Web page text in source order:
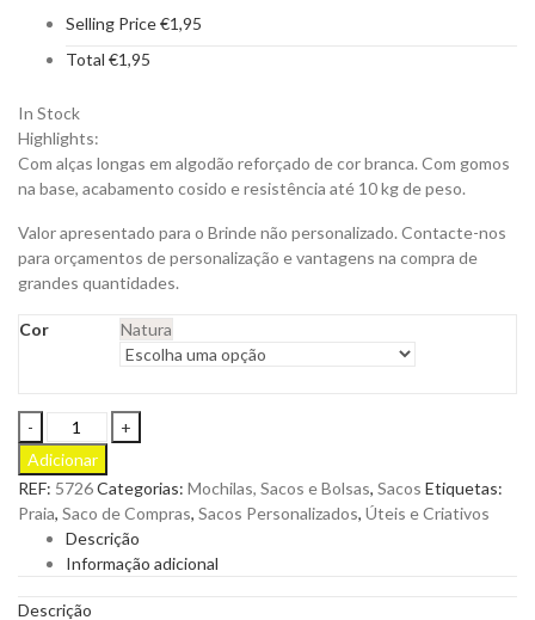
Selling Price€1,95
Total €1,95
In Stock
Highlights:
Com alças longas em algodão reforçado de cor branca. Com gomos
na base, acabamento cosido e resistência até 10 kg de peso.
Valor apresentado para o Brinde não personalizado. Contacte-nos
para orçamentos de personalização e vantagens na compra de
grandes quantidades.
Cor Natura
Saco
Farus
em
Juta
com
Bolso
Frontal
Adicionar
REF: 5726Categorias: Mochilas, Sacos e Bolsas, Sacos Etiquetas:
Praia, Saco de Compras, Sacos Personalizados, Úteis e Criativos
Descrição
Informação adicional
Descrição